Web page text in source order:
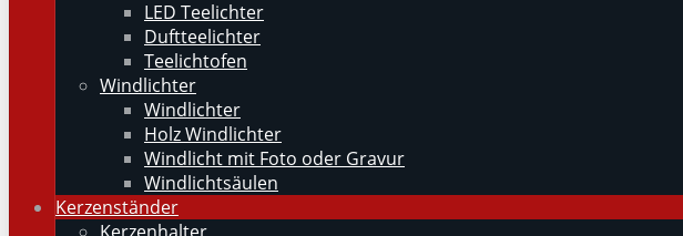
LED Teelichter
Duftteelichter
Teelichtofen
Windlichter
Windlichter
Holz Windlichter
Windlicht mit Foto oder Gravur
Windlichtsäulen
Kerzenständer